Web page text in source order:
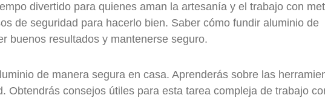
divertido para quienes aman la artesanía y el trabajo con
de seguridad para hacerlo bien. Saber cómo fundir aluminio de
buenos resultados y mantenerse seguro.
de manera segura en casa. Aprenderás sobre las
Obtendrás consejos útiles para esta tarea compleja de trabajo